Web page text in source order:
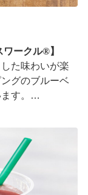
ークル®】
た味わいが楽
グのブルーベ
す。